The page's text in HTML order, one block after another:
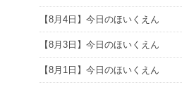
【8月4日】今日のほいくえん
【8月3日】今日のほいくえん
【8月1日】今日のほいくえん